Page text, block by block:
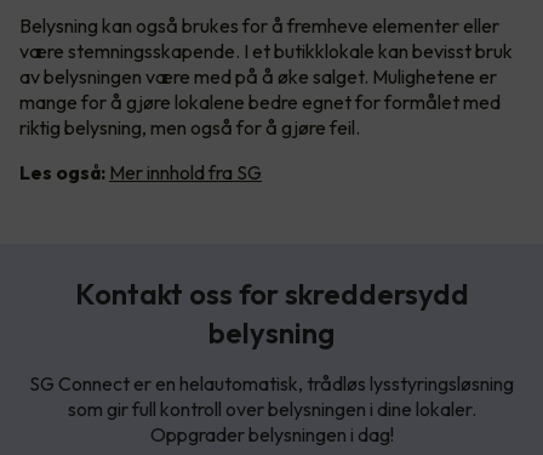
Belysning kan også brukes for å fremheve elementer eller
være stemningsskapende. I et butikklokale kan bevisst bruk
av belysningen være med på å øke salget. Mulighetene er
mange for å gjøre lokalene bedre egnet for formålet med
riktig belysning, men også for å gjøre feil.
Les også: Mer innhold fra SG
Kontakt oss for skreddersydd
belysning
SG Connect er en helautomatisk, trådløs lysstyringsløsning
som gir full kontroll over belysningen i dine lokaler.
Oppgrader belysningen i dag!